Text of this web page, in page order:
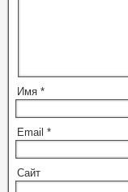
Имя *
Email *
Сайт